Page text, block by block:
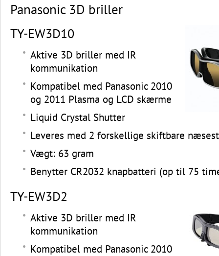
Panasonic 3D briller
TY-EW3D10
Aktive 3D briller med IR
kommunikation
Kompatibel med Panasonic 2010
og 2011 Plasma og LCD skærme
Liquid Crystal Shutter
Leveres med 2 forskellige skiftbare
Vægt: 63 gram
Benytter CR2032 knapbatteri (op til 75
TY-EW3D2
Aktive 3D briller med IR
kommunikation
Kompatibel med Panasonic 2010